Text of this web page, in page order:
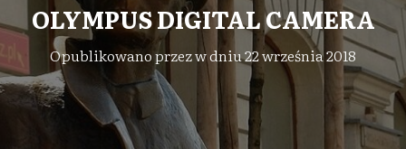
A
I
G
C
J
OLYMPUS DIGITAL CAMERA
Opublikowano przezw dniu22 września 2018